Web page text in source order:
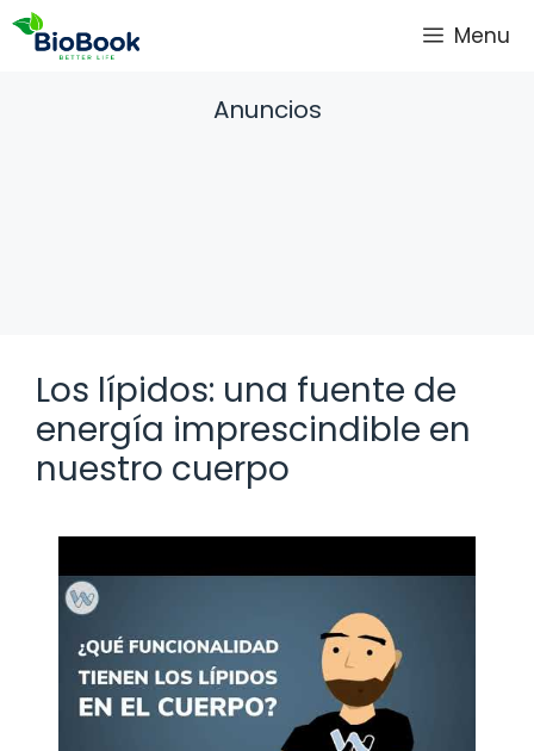
Saltar
Menu
Anuncios
Los lípidos: una fuente de
energía imprescindible en
nuestro cuerpo